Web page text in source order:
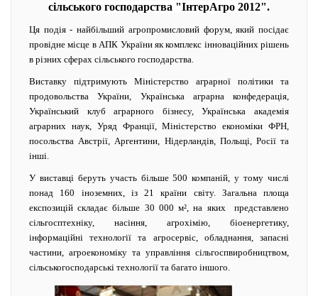
сільського господарства "ІнтерАгро 2012".
Ця подія - найбільший агропромисловий форум, який посідає
провідне місце в АПК України як комплекс інноваційних рішень
в різних сферах сільського господарства.
Виставку підтримують Міністерство аграрної політики та
продовольства України, Українська аграрна конфедерація,
Український клуб аграрного бізнесу, Українська академія
аграрних наук, Уряд Франції, Міністерство економіки ФРН,
посольства Австрії, Аргентини, Нідерландів, Польщі, Росії та
інші.
У виставці беруть участь більше 500 компаній, у тому числі
понад 160 іноземних, із 21 країни світу. Загальна площа
експозицій складає більше 30 000 м², на яких представлено
сільгосптехніку, насіння, агрохімію, біоенергетику,
інформаційні технології та агросервіс, обладнання, запасні
частини, агроекономіку та управління сільгоспвиробництвом,
сільськогосподарські технології та багато іншого.